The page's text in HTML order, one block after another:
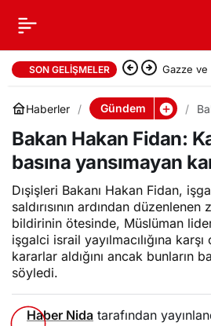
SON GELIŞMELER Gazze ve
onlarca
Haberler Gündem
Bakan Hakan Fidan:
basına yansımayan
Dışişleri Bakanı Hakan Fidan,
saldırısının ardından
bildirinin ötesinde, Müslüman
işgalci israil yayılmacılığına
kararlar aldığını ancak bunların
söyledi.
Haber Nida tarafından